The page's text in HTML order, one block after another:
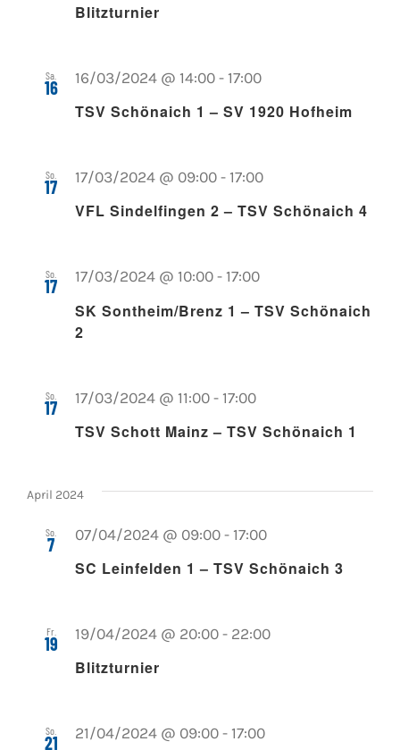
Blitzturnier
Sa.
16
TSV Schönaich 1 – SV 1920 Hofheim
16/03/2024 @ 14:00 - 17:00
So.
17
VFL Sindelfingen 2 – TSV Schönaich 4
17/03/2024 @ 09:00 - 17:00
So.
17
SK Sontheim/Brenz 1 – TSV Schönaich
2
17/03/2024 @ 10:00 - 17:00
So.
17
TSV Schott Mainz – TSV Schönaich 1
17/03/2024 @ 11:00 - 17:00
April 2024
So.
7
SC Leinfelden 1 – TSV Schönaich 3
07/04/2024 @ 09:00 - 17:00
Fr.
19
Blitzturnier
19/04/2024 @ 20:00 - 22:00
So.
21 21/04/2024 @ 09:00 - 17:00